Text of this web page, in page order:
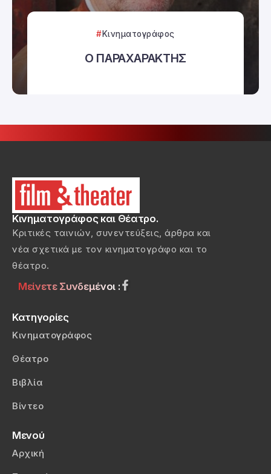
Κινηματογράφος
Ο ΠΑΡΑΧΑΡΑΚΤΗΣ
Κινηματογράφος και Θέατρο.
Κριτικές ταινιών, συνεντεύξεις, άρθρα και
νέα σχετικά με τον κινηματογράφο και το
θέατρο.
Μείνετε Συνδεμένοι :
Κατηγορίες
Κινηματογράφος
Θέατρο
Βιβλία
Βίντεο
Μενού
Αρχική